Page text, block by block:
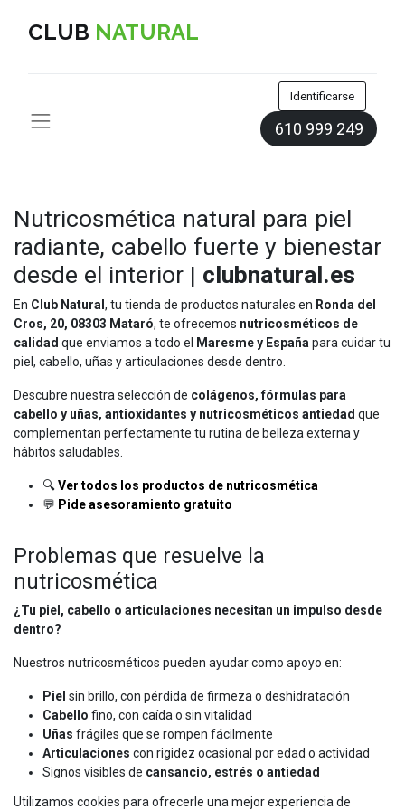
CLUB NATURAL
Identificarse
610 999 249
Nutricosmética natural para piel
radiante, cabello fuerte y bienestar
desde el interior | clubnatural.es
En Club Natural , tu tienda de productos naturales en Ronda del
Cros, 20, 08303 Mataró, te ofrecemos nutricosméticos de
calidad que enviamos a todo el Maresme y España para cuidar tu
piel, cabello, uñas y articulaciones desde dentro.
Descubre nuestra selección de colágenos, fórmulas para
cabello y uñas, antioxidantes y nutricosméticos antiedad que
complementan perfectamente tu rutina de belleza externa y
hábitos saludables.
🔍Ver todos los productos de nutricosmética
💬 Pide asesoramiento gratuito
Problemas que resuelve la
nutricosmética
¿Tu piel, cabello o articulaciones necesitan un impulso desde
dentro?
Nuestros nutricosméticos pueden ayudar como apoyo en:
Piel sin brillo, con pérdida de firmeza o deshidratación
Cabello fino, con caída o sin vitalidad
Uñas frágiles que se rompen fácilmente
Articulaciones con rigidez ocasional por edad o actividad
Signos visibles de cansancio, estrés o antiedad
Siempre dentro de un estilo de vida saludable y sin sustituir
Utilizamos cookies para ofrecerle una mejor experiencia de